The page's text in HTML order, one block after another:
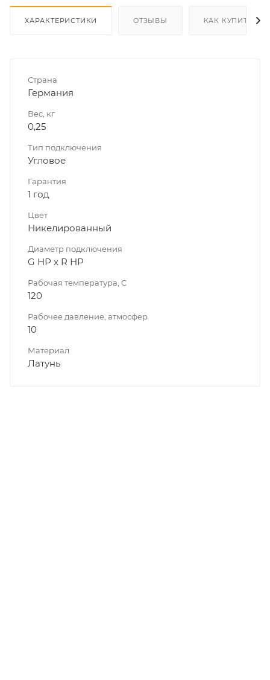
ХАРАКТЕРИСТИКИ ОТЗЫВЫ КАК КУПИТЬ
Страна
Германия
Вес, кг
0,25
Тип подключения
Угловое
Гарантия
1 год
Цвет
Никелированный
Диаметр подключения
G НР x R НР
Рабочая температура, C
120
Рабочее давление, атмосфер
10
Материал
Латунь